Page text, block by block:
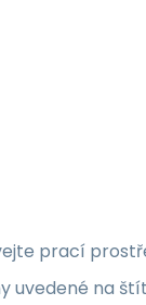
prací
uvedené na